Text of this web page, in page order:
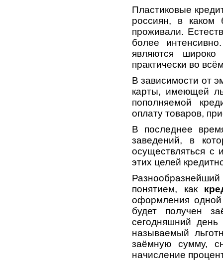
Пластиковые
россиян, в
проживали.
более
являются широко
практически во
В зависимости от
карты, имеющей
пополняемой
оплату товаров,
В последнее
заведений, в
осуществляться с
этих целей
понятием, как
оформления
будет получен
сегодняшний
называемый
заёмную сумму,
начисление